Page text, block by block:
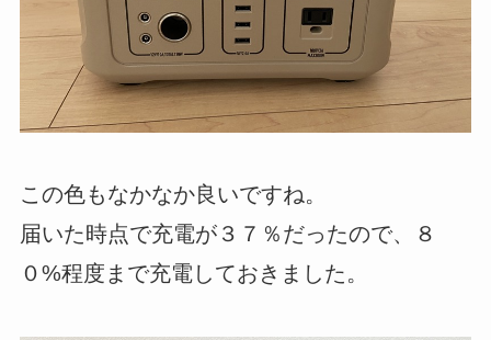
この色もなかなか良いですね。
届いた時点で充電が３７％だったので、８
０%程度まで充電しておきました。